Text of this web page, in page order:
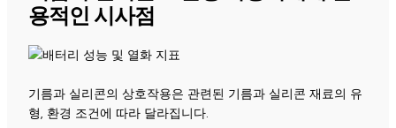
용적인 시사점
기름과 실리콘의 상호작용은 관련된 기름과 실리콘 재료의 유
형, 환경 조건에 따라 달라집니다.